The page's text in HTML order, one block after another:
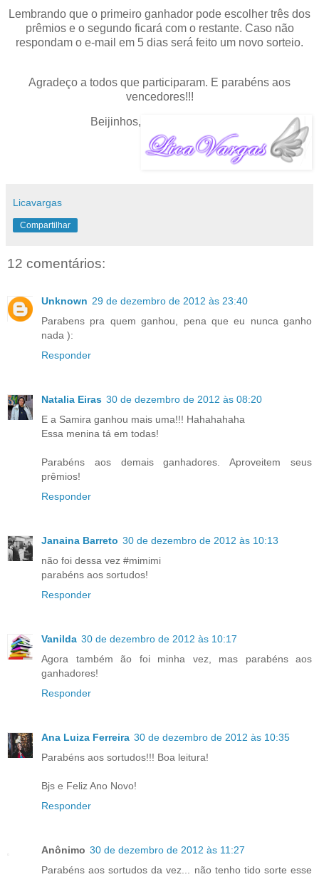
Lembrando que o primeiro ganhador pode escolher três dos
prêmios e o segundo ficará com o restante. Caso não
respondam o e-mail em 5 dias será feito um novo sorteio.
Agradeço a todos que participaram. E parabéns aos
vencedores!!!
Beijinhos,
Licavargas
Compartilhar
12 comentários:
Unknown 29 de dezembro de 2012 às 23:40
Parabens pra quem ganhou, pena que eu nunca ganho
nada ):
Responder
Natalia Eiras 30 de dezembro de 2012 às 08:20
E a Samira ganhou mais uma!!! Hahahahaha
Essa menina tá em todas!
Parabéns aos demais ganhadores. Aproveitem seus
prêmios!
Responder
Janaina Barreto 30 de dezembro de 2012 às 10:13
não foi dessa vez #mimimi
parabéns aos sortudos!
Responder
Vanilda 30 de dezembro de 2012 às 10:17
Agora também ão foi minha vez, mas parabéns aos
ganhadores!
Responder
Ana Luiza Ferreira 30 de dezembro de 2012 às 10:35
Parabéns aos sortudos!!! Boa leitura!
Bjs e Feliz Ano Novo!
Responder
Anônimo 30 de dezembro de 2012 às 11:27
Parabéns aos sortudos da vez... não tenho tido sorte esse